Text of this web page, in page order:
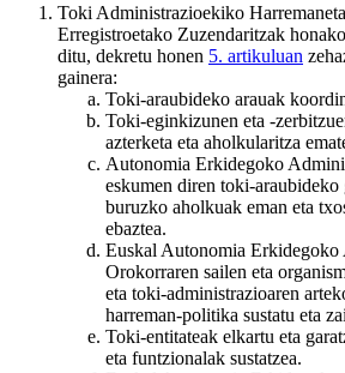
Toki Administrazioekiko
Erregistroetako Zuzendaritzak
ditu, dekretu honen 5. artikuluan
gainera:
Toki-araubideko arauak
Toki-eginkizunen eta -
azterketa eta aholkularitza
Autonomia Erkidegoko
eskumen diren toki-araubideko
buruzko aholkuak eman eta
ebaztea.
Euskal Autonomia Erkidegoko
Orokorraren sailen eta
eta toki-administrazioaren
harreman-politika sustatu eta
Toki-entitateak elkartu eta
eta funtzionalak sustatzea.